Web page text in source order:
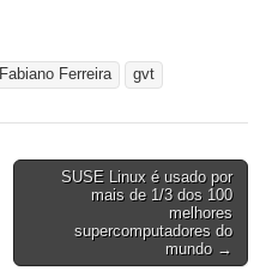
Fabiano Ferreira gvt
SUSE Linux é usado por
mais de 1/3 dos 100
melhores
supercomputadores do
mundo →